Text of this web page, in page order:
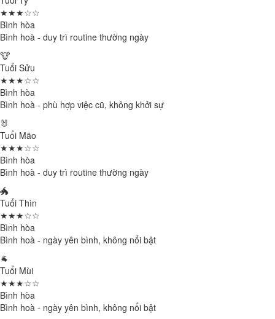
★★★☆☆
Bình hòa
Bình hoà - duy trì routine thường ngày
🐮
Tuổi Sửu
★★★☆☆
Bình hòa
Bình hoà - phù hợp việc cũ, không khởi sự
🐰
Tuổi Mão
★★★☆☆
Bình hòa
Bình hoà - duy trì routine thường ngày
🐲
Tuổi Thìn
★★★☆☆
Bình hòa
Bình hoà - ngày yên bình, không nổi bật
🐐
Tuổi Mùi
★★★☆☆
Bình hòa
Bình hoà - ngày yên bình, không nổi bật